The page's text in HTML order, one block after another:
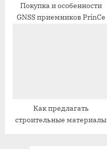
Покупка и особенности
GNSS приемников PrinCe
Как предлагать
строительные материалы